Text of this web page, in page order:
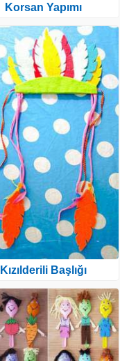
Korsan Yapımı
Kızılderili Başlığı